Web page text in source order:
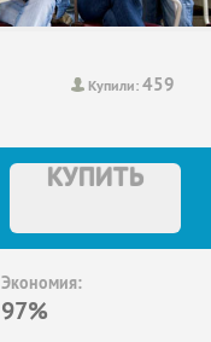
Купили:459
КУПИТЬ
Экономия:
97%